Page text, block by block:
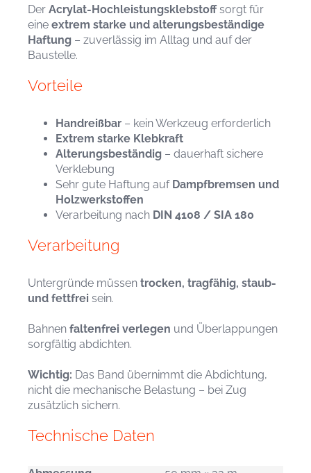
Der Acrylat-Hochleistungsklebstoffsorgt für
eine extrem starke und alterungsbeständige
Haftung – zuverlässig im Alltag und auf der
Baustelle.
Vorteile
Handreißbar – kein Werkzeug erforderlich
Extrem starke Klebkraft
Alterungsbeständig – dauerhaft sichere
Verklebung
Sehr gute Haftung auf Dampfbremsen und
Holzwerkstoffen
Verarbeitung nach DIN 4108 / SIA 180
Verarbeitung
Untergründe müssen trocken, tragfähig, staub-
und fettfrei sein.
Bahnen faltenfrei verlegen und Überlappungen
sorgfältig abdichten.
Wichtig: Das Band übernimmt die Abdichtung,
nicht die mechanische Belastung – bei Zug
zusätzlich sichern.
Technische Daten